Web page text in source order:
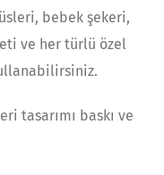
bebek şekeri,
ve her türlü özel
tasarımı baskı ve